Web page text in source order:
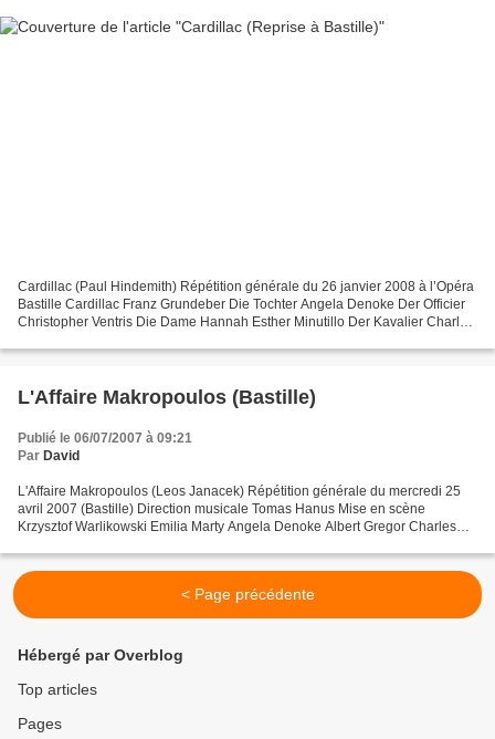
Cardillac (Paul Hindemith) Répétition générale du 26 janvier 2008 à l’Opéra
Bastille Cardillac Franz Grundeber Die Tochter Angela Denoke Der Officier
Christopher Ventris Die Dame Hannah Esther Minutillo Der Kavalier Charles
L'Affaire Makropoulos (Bastille)
Publié le 06/07/2007 à 09:21
Par David
L'Affaire Makropoulos (Leos Janacek) Répétition générale du mercredi 25
avril 2007 (Bastille) Direction musicale Tomas Hanus Mise en scène
Krzysztof Warlikowski Emilia Marty Angela Denoke Albert Gregor Charles
< Page précédente
Hébergé par Overblog
Top articles
Pages